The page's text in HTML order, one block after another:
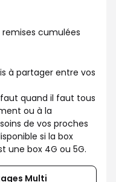
cumulées
à partager entre vos
quand il faut tous
ou à la
de vos proches
si la box
une box 4G ou 5G.
Multi